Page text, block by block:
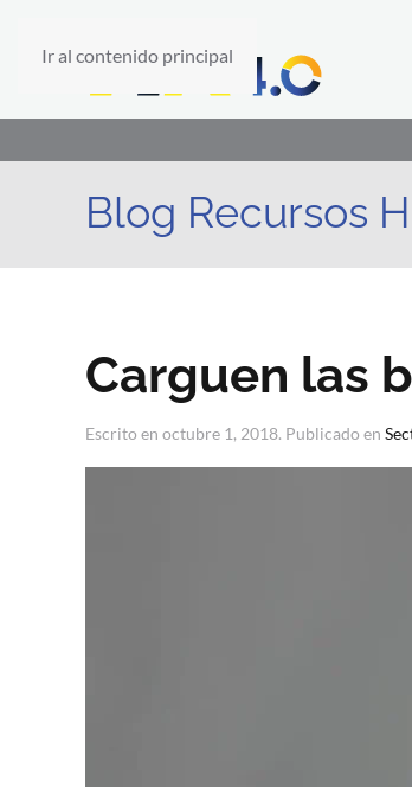
Ir al contenido principal
Blog Recursos
Carguen las
Escrito en octubre 1, 2018. Publicado en